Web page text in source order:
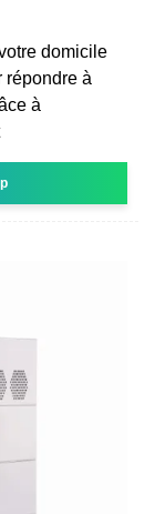
domicile
répondre à
à